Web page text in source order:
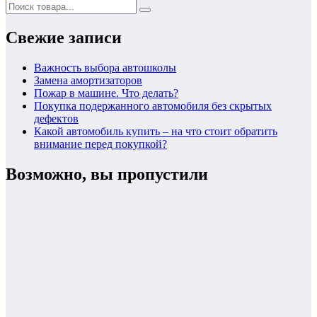
Свежие записи
Важность выбора автошколы
Замена амортизаторов
Пожар в машине. Что делать?
Покупка подержанного автомобиля без скрытых
дефектов
Какой автомобиль купить – на что стоит обратить
внимание перед покупкой?
Возможно, вы пропустили